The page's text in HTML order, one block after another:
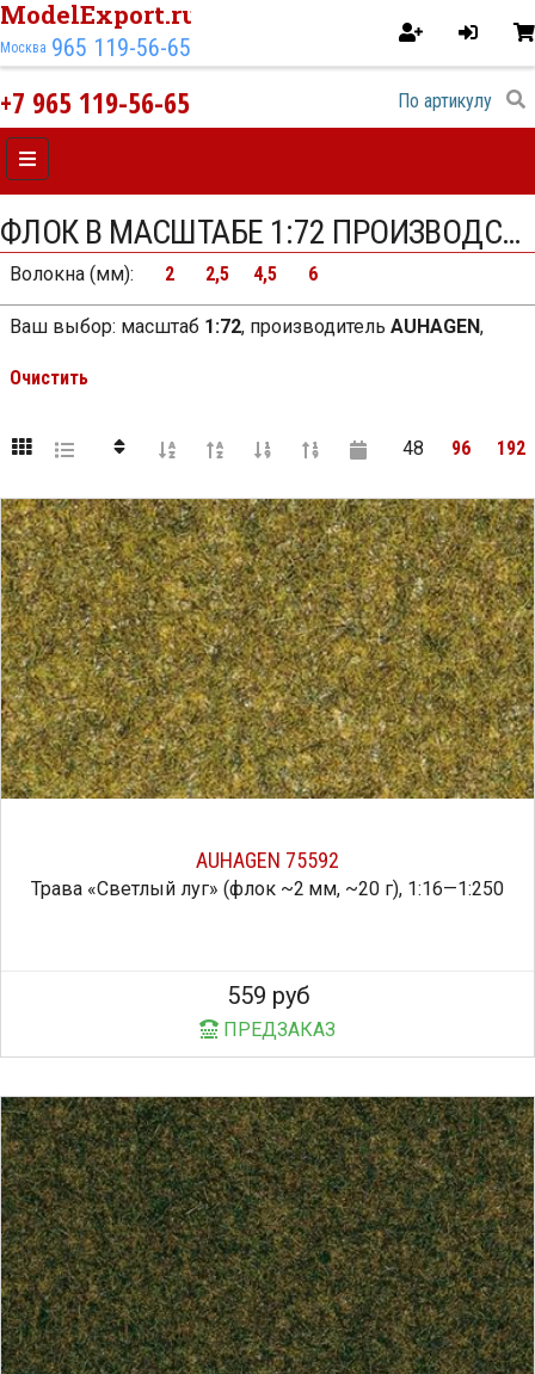
ModelExport.ru
Москва 965 119-56-65
+7 965 119-56-65
ФЛОК В МАСШТАБЕ 1:72 ПРОИЗВОДСТВА AUHAGEN
Волокна (мм): 2 2,5 4,5 6
Ваш выбор: масштаб 1:72, производитель AUHAGEN,
Очистить
48 96 192
AUHAGEN 75592
Трава «Светлый луг» (флок ~2 мм, ~20 г), 1:16—1:250
559 руб
ПРЕДЗАКАЗ